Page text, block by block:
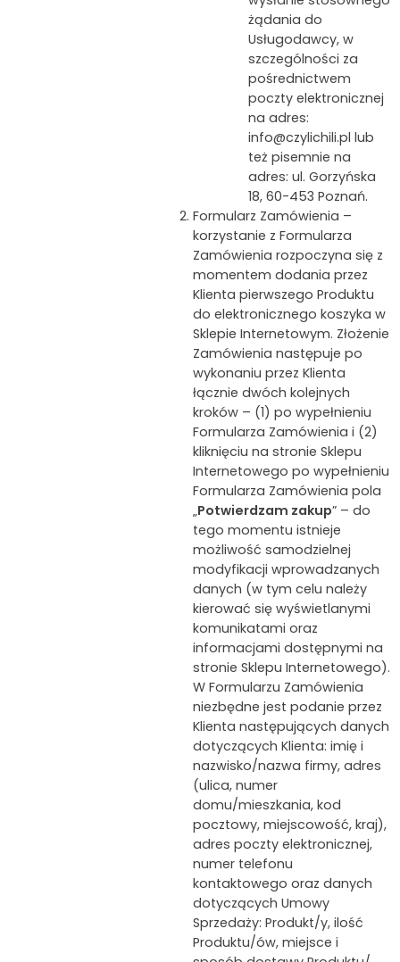
żądania do
Usługodawcy, w
szczególności za
pośrednictwem
poczty elektronicznej
na adres:
info@czylichili.pl lub
też pisemnie na
adres: ul. Gorzyńska
18, 60-453 Poznań.
Formularz Zamówienia –
korzystanie z Formularza
Zamówienia rozpoczyna się z
momentem dodania przez
Klienta pierwszego Produktu
do elektronicznego koszyka w
Sklepie Internetowym. Złożenie
Zamówienia następuje po
wykonaniu przez Klienta
łącznie dwóch kolejnych
kroków – (1) po wypełnieniu
Formularza Zamówienia i (2)
kliknięciu na stronie Sklepu
Internetowego po wypełnieniu
Formularza Zamówienia pola
„Potwierdzam zakup” – do
tego momentu istnieje
możliwość samodzielnej
modyfikacji wprowadzanych
danych (w tym celu należy
kierować się wyświetlanymi
komunikatami oraz
informacjami dostępnymi na
stronie Sklepu Internetowego).
W Formularzu Zamówienia
niezbędne jest podanie przez
Klienta następujących danych
dotyczących Klienta: imię i
nazwisko/nazwa firmy, adres
(ulica, numer
domu/mieszkania, kod
pocztowy, miejscowość, kraj),
adres poczty elektronicznej,
numer telefonu
kontaktowego oraz danych
dotyczących Umowy
Sprzedaży: Produkt/y, ilość
Produktu/ów, miejsce i